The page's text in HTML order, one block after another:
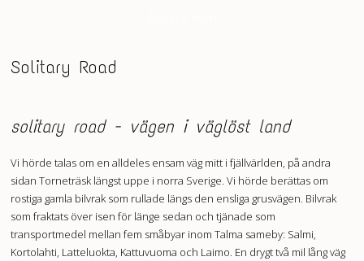
Solitary Road
solitary road - vägen i väglöst land
Vi hörde talas om en alldeles ensam väg mitt i fjällvärlden, på andra
sidan Torneträsk längst uppe i norra Sverige. Vi hörde berättas om
rostiga gamla bilvrak som rullade längs den ensliga grusvägen. Bilvrak
som fraktats över isen för länge sedan och tjänade som
transportmedel mellan fem småbyar inom Talma sameby: Salmi,
Kortolahti, Latteluokta, Kattuvuoma och Laimo. En drygt två mil lång väg